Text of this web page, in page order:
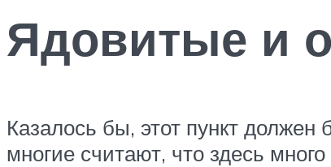
Ядовитые и
Казалось бы, этот пункт
многие считают, что здесь